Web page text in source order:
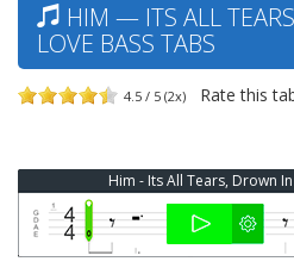
HIM — ITS ALL
LOVE BASS TABS
4.5 / 5 (2x) Rate this
Him - Its All Tears, Drown In